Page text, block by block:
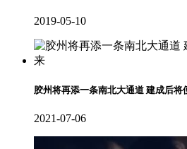
2019-05-10
胶州将再添一条南北大通道 建成后将
2021-07-06